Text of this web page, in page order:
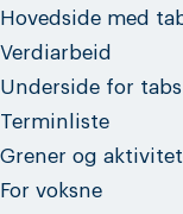
Hovedside med
Verdiarbeid
Underside for tabs
Terminliste
Grener og
For voksne